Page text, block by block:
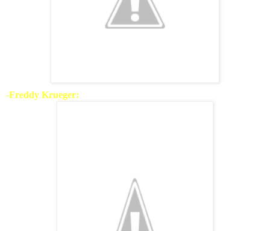
-Freddy Krueger: